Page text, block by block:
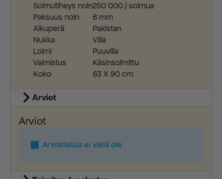
Solmutiheys noin250 000 / solmua
Paksuus noin
6 mm
Alkuperä
Pakistan
Nukka
Villa
Loimi
Puuvilla
Valmistus
Käsinsolmittu
Koko
63 X 90 cm
Arviot
Arviot
Arvosteluja ei vielä ole